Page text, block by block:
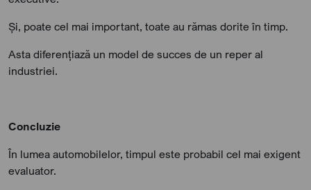
Și, poate cel mai important, toate au rămas dorite în timp.
Asta diferențiază un model de succes de un reper al
industriei.
Concluzie
În lumea automobilelor, timpul este probabil cel mai exigent
evaluator.